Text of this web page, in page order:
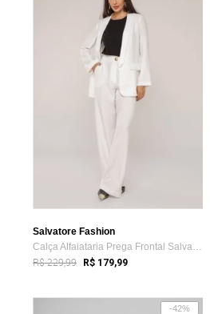
Salvatore Fashion
Calça Alfaiataria Prega Frontal Salvatore Branco
R$ 229,99 R$ 179,99
-42%